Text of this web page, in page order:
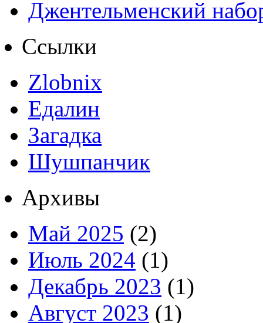
Джентельменский
Ссылки
Zlobnix
Едалин
Загадка
Шушпанчик
Архивы
Май 2025 (2)
Июль 2024 (1)
Декабрь 2023 (1)
Август 2023 (1)